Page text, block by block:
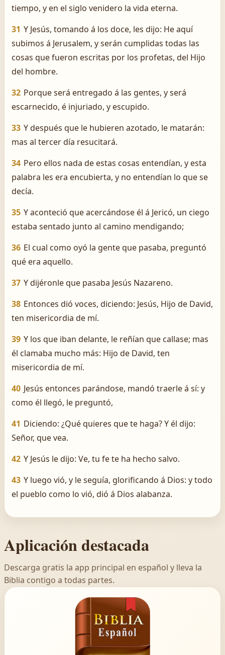
tiempo, y en el siglo venidero la vida eterna.
31 Y Jesús, tomando á los doce, les dijo: He aquí
subimos á Jerusalem, y serán cumplidas todas las
cosas que fueron escritas por los profetas, del Hijo
del hombre.
32 Porque será entregado á las gentes, y será
escarnecido, é injuriado, y escupido.
33 Y después que le hubieren azotado, le matarán:
mas al tercer día resucitará.
34 Pero ellos nada de estas cosas entendían, y esta
palabra les era encubierta, y no entendían lo que se
decía.
35 Y aconteció que acercándose él á Jericó, un ciego
estaba sentado junto al camino mendigando;
36 El cual como oyó la gente que pasaba, preguntó
qué era aquello.
37 Y dijéronle que pasaba Jesús Nazareno.
38 Entonces dió voces, diciendo: Jesús, Hijo de David,
ten misericordia de mí.
39 Y los que iban delante, le reñían que callase; mas
él clamaba mucho más: Hijo de David, ten
misericordia de mí.
40 Jesús entonces parándose, mandó traerle á sí: y
como él llegó, le preguntó,
41 Diciendo: ¿Qué quieres que te haga? Y él dijo:
Señor, que vea.
42 Y Jesús le dijo: Ve, tu fe te ha hecho salvo.
43 Y luego vió, y le seguía, glorificando á Dios: y todo
el pueblo como lo vió, dió á Dios alabanza.
Aplicación destacada
Descarga gratis la app principal en español y lleva la
Biblia contigo a todas partes.